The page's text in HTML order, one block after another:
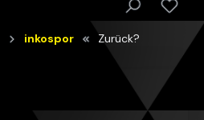
inkospor Zurück?